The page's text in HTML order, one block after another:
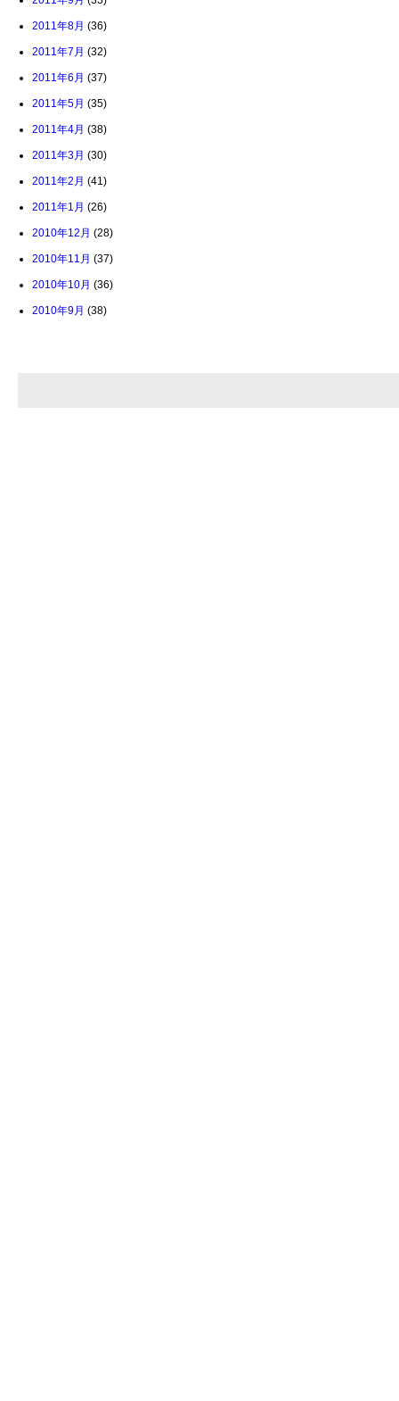
2011年8月 (36)
2011年7月 (32)
2011年6月 (37)
2011年5月 (35)
2011年4月 (38)
2011年3月 (30)
2011年2月 (41)
2011年1月 (26)
2010年12月 (28)
2010年11月 (37)
2010年10月 (36)
2010年9月 (38)